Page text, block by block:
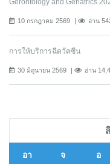
Gerontology and Geriatrics
10 กรกฎาคม 2569 อ่าน
การให้บริการฉีดวัคซีน
30 มิถุนายน 2569 อ่าน
อา จ อ